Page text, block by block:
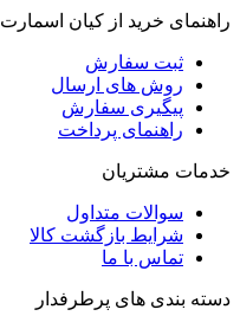
راهنمای خرید از کیان اسمارت
ثبت سفارش
روش‌ های ارسال
پیگیری سفارش
راهنمای پرداخت
خدمات مشتریان
سوالات متداول
شرایط بازگشت کالا
تماس با ما
دسته بندی های پرطرفدار